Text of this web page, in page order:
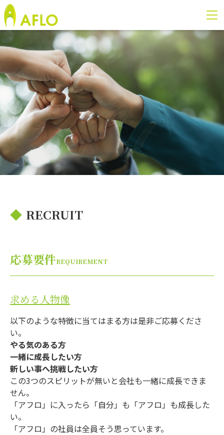
◆ RECRUIT
応募要件REQUIREMENT
求める人物像
以下のような特徴に当てはまる方は是非ご応募くださ
い。
やる気のある方
一緒に成長したい方
新しい事へ挑戦したい方
この3つのスピリットが無いと会社も一緒に成長できま
せん。
「アフロ」に入ったら「自分」も「アフロ」も成長した
い。
「アフロ」の社員は全員そう思っています。